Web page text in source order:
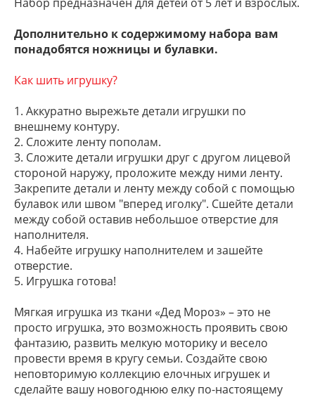
Дополнительно к содержимому набора вам
понадобятся ножницы и булавки.
Как шить игрушку?
1. Аккуратно вырежьте детали игрушки по
внешнему контуру.
2. Сложите ленту пополам.
3. Сложите детали игрушки друг с другом лицевой
стороной наружу, проложите между ними ленту.
Закрепите детали и ленту между собой с помощью
булавок или швом "вперед иголку". Сшейте детали
между собой оставив небольшое отверстие для
наполнителя.
4. Набейте игрушку наполнителем и зашейте
отверстие.
5. Игрушка готова!
Мягкая игрушка из ткани «Дед Мороз» – это не
просто игрушка, это возможность проявить свою
фантазию, развить мелкую моторику и весело
провести время в кругу семьи. Создайте свою
неповторимую коллекцию елочных игрушек и
сделайте вашу новогоднюю елку по-настоящему